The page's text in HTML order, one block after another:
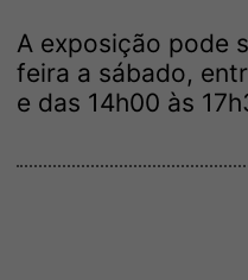
A exposição pode
feira a sábado,
e das 14h00 às